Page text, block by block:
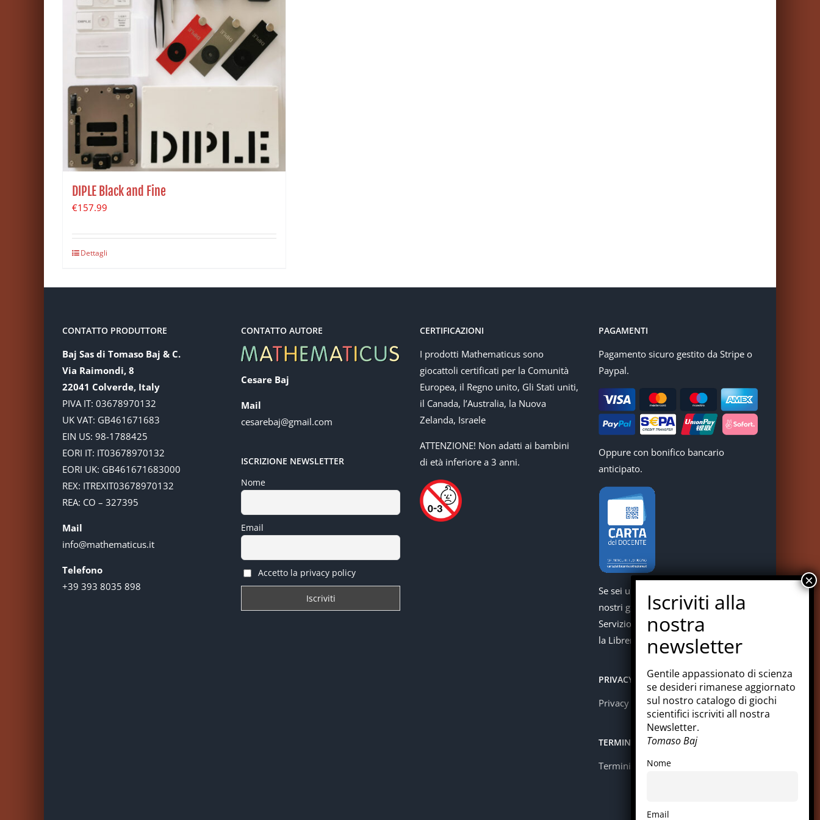
DIPLE Black and Fine
€157.99
Dettagli
CONTATTO PRODUTTORE
Baj Sas di Tomaso Baj & C.
Via Raimondi, 8
22041 Colverde, Italy
PIVA IT: 03678970132
UK VAT: GB461671683
EIN US: 98-1788425
EORI IT: IT03678970132
EORI UK: GB461671683000
REX: ITREXIT03678970132
REA: CO – 327395
Mail
info@mathematicus.it
Telefono
+39 393 8035 898
CONTATTO AUTORE
Cesare Baj
Mail
cesarebaj@gmail.com
ISCRIZIONE NEWSLETTER
Nome
Email
Accetto la privacy policy
CERTIFICAZIONI
I prodotti Mathematicus sono
giocattoli certificati per la Comunità
Europea, il Regno unito, Gli Stati uniti,
il Canada, l’Australia, la Nuova
Zelanda, Israele
ATTENZIONE! Non adatti ai bambini
di età inferiore a 3 anni.
PAGAMENTI
Pagamento sicuro gestito da Stripe o
Paypal.
Oppure con bonifico bancario
anticipato.
Se sei un docente puoi acquistare i
nostri giochi con la carta del docente.
Servizio offerto in collaborazione con
la Libreria Colosi di Messina.
PRIVACY
Privacy policy
TERMINI E CONDIZIONI
Termini e condizioni
Gentile appassionato di scienza
se desideri rimanese aggiornato
sul nostro catalogo di giochi
scientifici iscriviti all nostra
Newsletter.
Tomaso Baj
Nome
Email